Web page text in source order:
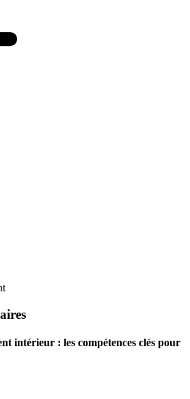
intérieur : les compétences clés pour